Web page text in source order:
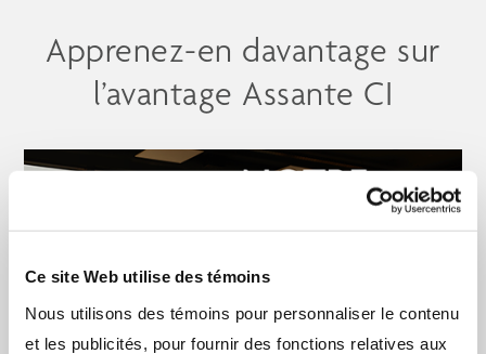
Ce site Web utilise des témoins
Nous utilisons des témoins pour personnaliser le contenu
et les publicités, pour fournir des fonctions relatives aux
Apprenez-en davantage sur
l’avantage Assante CI